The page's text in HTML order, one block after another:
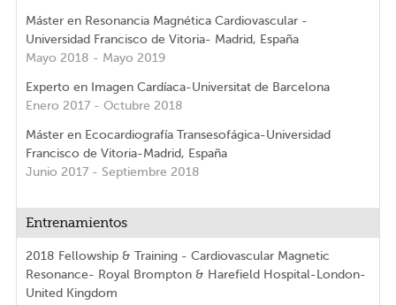
Máster en Resonancia Magnética Cardiovascular -
Universidad Francisco de Vitoria- Madrid, España
Mayo 2018 - Mayo 2019
Experto en Imagen Cardíaca-Universitat de Barcelona
Enero 2017 - Octubre 2018
Máster en Ecocardiografía Transesofágica-Universidad
Francisco de Vitoria-Madrid, España
Junio 2017 - Septiembre 2018
Entrenamientos
2018 Fellowship & Training - Cardiovascular Magnetic
Resonance- Royal Brompton & Harefield Hospital-London-
United Kingdom